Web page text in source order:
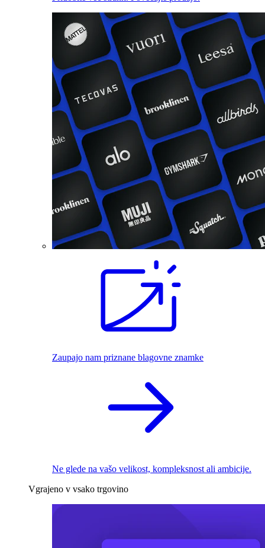
Zaupajo nam priznane blagovne znamke
Ne glede na vašo velikost, kompleksnost ali ambicije.
Vgrajeno v vsako trgovino